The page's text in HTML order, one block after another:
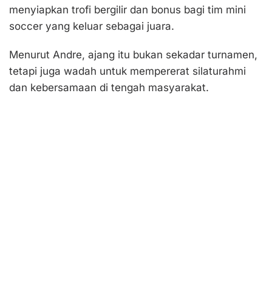
menyiapkan trofi bergilir dan bonus bagi tim mini
soccer yang keluar sebagai juara.
Menurut Andre, ajang itu bukan sekadar turnamen,
tetapi juga wadah untuk mempererat silaturahmi
dan kebersamaan di tengah masyarakat.